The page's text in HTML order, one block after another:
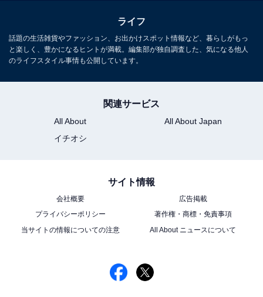
ライフ
話題の生活雑貨やファッション、お出かけスポット情報など、暮らしがもっ
と楽しく、豊かになるヒントが満載。編集部が独自調査した、気になる他人
のライフスタイル事情も公開しています。
関連サービス
All About
All About Japan
イチオシ
サイト情報
会社概要
広告掲載
プライバシーポリシー
著作権・商標・免責事項
当サイトの情報についての注意
All About ニュースについて